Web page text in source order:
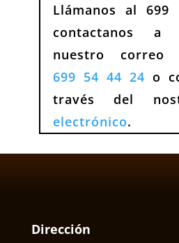
Llámanos al
contactanos a
nuestro correo
699 54 44 24 o
través del
electrónico.
Dirección